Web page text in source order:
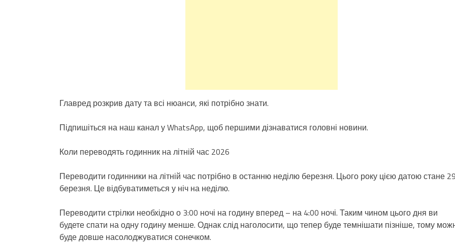
Главред розкрив дату та всі нюанси, які потрібно знати.
Підпишіться на наш канал у WhatsApp, щоб першими дізнаватися головні новини.
Коли переводять годинник на літній час 2026
Переводити годинники на літній час потрібно в останню неділю березня. Цього року цією датою стане
березня. Це відбуватиметься у ніч на неділю.
Переводити стрілки необхідно о 3:00 ночі на годину вперед – на 4:00 ночі. Таким чином цього дня ви
будете спати на одну годину менше. Однак слід наголосити, що тепер буде темнішати пізніше, тому
буде довше насолоджуватися сонечком.